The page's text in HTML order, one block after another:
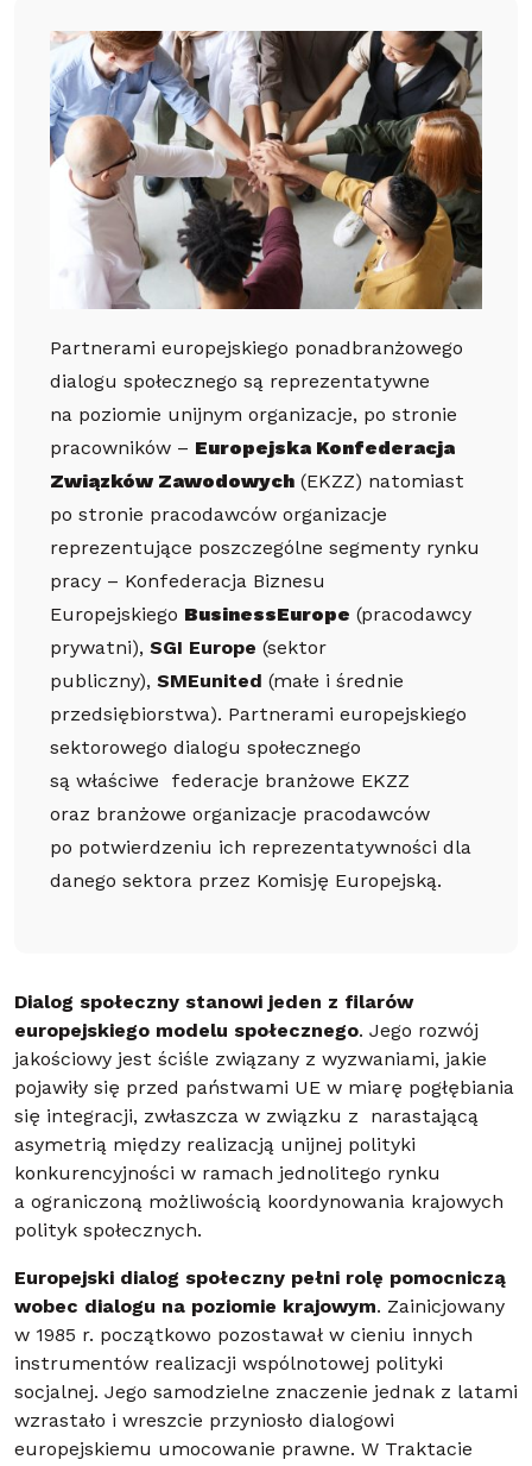
Partnerami europejskiego ponadbranżowego
dialogu społecznego są reprezentatywne
na poziomie unijnym organizacje, po stronie
pracowników –
Europejska Konfederacja
Związków Zawodowych (EKZZ) natomiast
po stronie pracodawców organizacje
reprezentujące poszczególne segmenty rynku
pracy – Konfederacja Biznesu
Europejskiego
BusinessEurope (pracodawcy
prywatni), SGI Europe (sektor
publiczny), SMEunited (małe i średnie
przedsiębiorstwa). Partnerami europejskiego
sektorowego dialogu społecznego
są właściwe federacje branżowe EKZZ
oraz branżowe organizacje pracodawców
po potwierdzeniu ich reprezentatywności dla
danego sektora przez Komisję Europejską.
Dialog społeczny stanowi jeden z filarów
europejskiego modelu społecznego. Jego rozwój
jakościowy jest ściśle związany z wyzwaniami, jakie
pojawiły się przed państwami UE w miarę pogłębiania
się integracji, zwłaszcza w związku z narastającą
asymetrią między realizacją unijnej polityki
konkurencyjności w ramach jednolitego rynku
a ograniczoną możliwością koordynowania krajowych
polityk społecznych.
Europejski dialog społeczny pełni rolę pomocniczą
wobec dialogu na poziomie krajowym. Zainicjowany
w 1985 r. początkowo pozostawał w cieniu innych
instrumentów realizacji wspólnotowej polityki
socjalnej. Jego samodzielne znaczenie jednak z latami
wzrastało i wreszcie przyniosło dialogowi
europejskiemu umocowanie prawne. W Traktacie